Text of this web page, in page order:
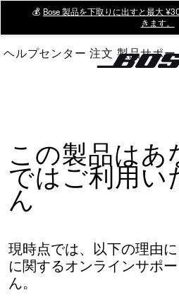
Main
💰 Bose 製品を下取りに出すと最大
きます。
ヘルプセンター 注文 製品サポー
この製品はあ
ではご利用い
ん
現時点では、以下の理由
に関するオンラインサポ
ん。